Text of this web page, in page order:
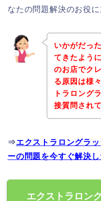
なたの問題解決のお役
いかがだっ
てきたよう
のお店でク
る原因は様
トラロング
接質問され
⇒エクストラロングラ
ーの問題を今すぐ解決
エクストラロン